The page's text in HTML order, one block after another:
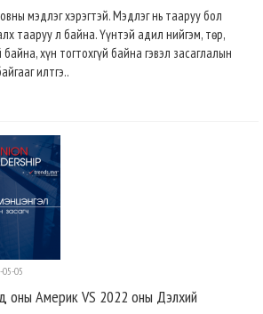
мэдлэг хэрэгтэй. Мэдлэг нь тааруу бол
тааруу л байна. Үүнтэй адил нийгэм, төр,
хүн тогтохгүй байна гэвэл засаглалын
илтгэ..
05
Америк VS 2022 оны Дэлхий